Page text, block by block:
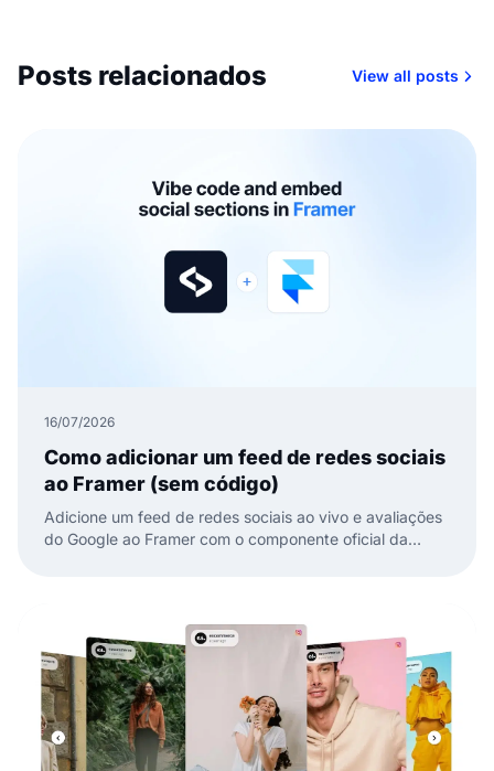
Posts relacionados View all posts
16/07/2026
Como adicionar um feed de redes sociais
ao Framer (sem código)
Adicione um feed de redes sociais ao vivo e avaliações
do Google ao Framer com o componente oficial da